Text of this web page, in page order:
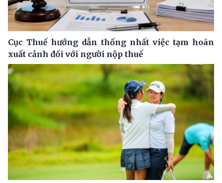
Cục Thuế hướng dẫn thống nhất việc tạm hoãn
xuất cảnh đối với người nộp thuế